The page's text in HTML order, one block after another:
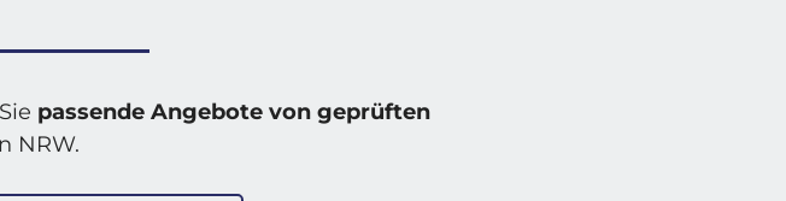
passende Angebote von geprüften
NRW.